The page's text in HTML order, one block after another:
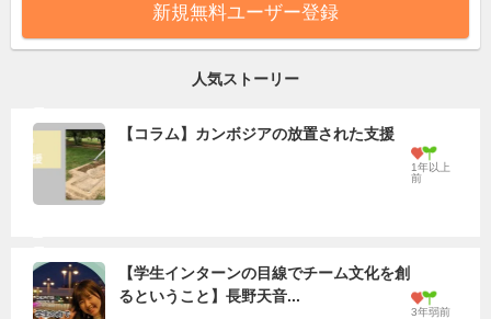
新規無料ユーザー登録
人気ストーリー
【コラム】カンボジアの放置された支援
1年以上
前
【学生インターンの目線でチーム文化を創
るということ】長野天音...
3年弱前